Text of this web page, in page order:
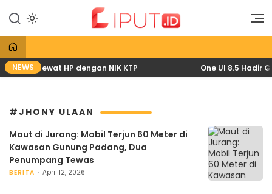
konten
Liput
Liputan Digital
NEWS
2026 lewat HP dengan NIK KTP One UI 8.5 Hadir
#JHONY ULAAN
Maut di Jurang: Mobil Terjun 60 Meter di
Kawasan Gunung Padang, Dua
Penumpang Tewas
BERITA April 12, 2026